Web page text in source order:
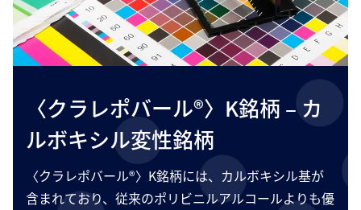
〈クラレポバール®〉K銘柄 – カ
ルボキシル変性銘柄
〈クラレポバール®〉K銘柄には、カルボキシル基が
含まれており、従来のポリビニルアルコールよりも優